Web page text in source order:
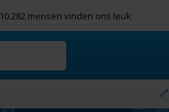
10.282 mensen vinden ons leuk